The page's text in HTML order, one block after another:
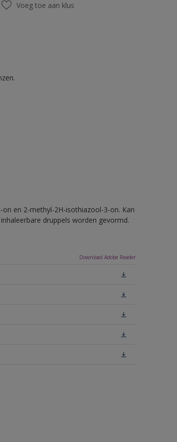
Voeg toe aan klus
en 2-methyl-2H-isothiazool-3-on. Kan
druppels worden gevormd.
Download Adobe Reader